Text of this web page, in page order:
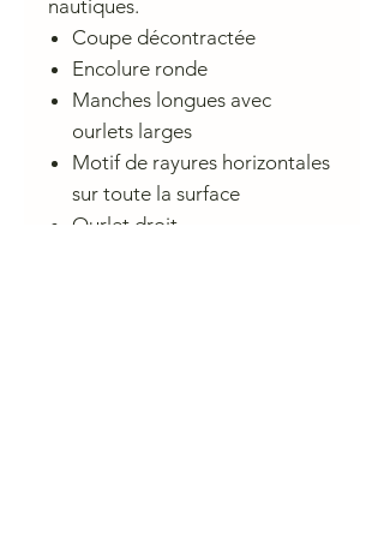
nautiques.
Coupe décontractée
Encolure ronde
Manches longues avec
ourlets larges
Motif de rayures horizontales
sur toute la surface
Ourlet droit